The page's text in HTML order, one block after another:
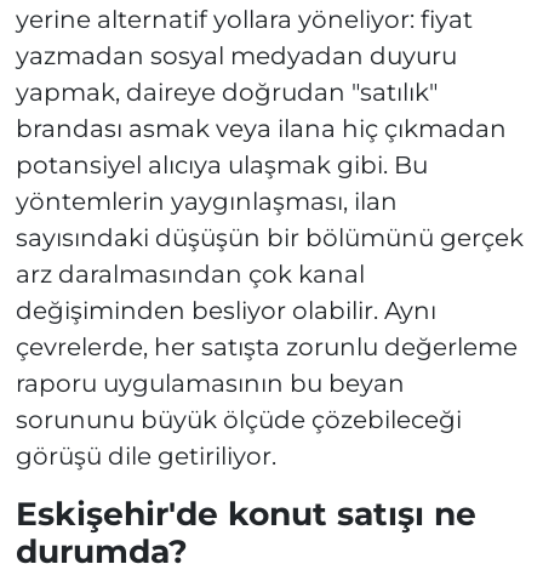
yerine alternatif yollara yöneliyor: fiyat
yazmadan sosyal medyadan duyuru
yapmak, daireye doğrudan "satılık"
brandası asmak veya ilana hiç çıkmadan
potansiyel alıcıya ulaşmak gibi. Bu
yöntemlerin yaygınlaşması, ilan
sayısındaki düşüşün bir bölümünü gerçek
arz daralmasından çok kanal
değişiminden besliyor olabilir. Aynı
çevrelerde, her satışta zorunlu değerleme
raporu uygulamasının bu beyan
sorununu büyük ölçüde çözebileceği
görüşü dile getiriliyor.
Eskişehir'de konut satışı ne
durumda?